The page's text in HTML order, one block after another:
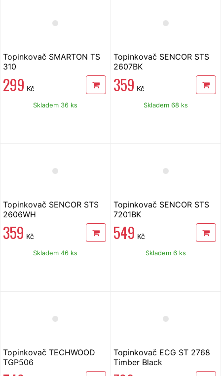
Topinkovač SMARTON TS
310
299 Kč
Skladem 36 ks
Topinkovač SENCOR STS
2607BK
359 Kč
Skladem 68 ks
Topinkovač SENCOR STS
2606WH
359 Kč
Skladem 46 ks
Topinkovač SENCOR STS
7201BK
549 Kč
Skladem 6 ks
Topinkovač TECHWOOD
TGP506
Topinkovač ECG ST 2768
Timber Black